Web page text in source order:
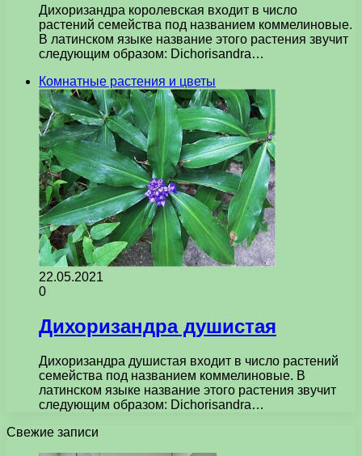
Дихоризандра королевская входит в число
растений семейства под названием коммелиновые.
В латинском языке название этого растения звучит
следующим образом: Dichorisandra…
Комнатные растения и цветы
22.05.2021
0
Дихоризандра душистая
Дихоризандра душистая входит в число растений
семейства под названием коммелиновые. В
латинском языке название этого растения звучит
следующим образом: Dichorisandra…
Свежие записи